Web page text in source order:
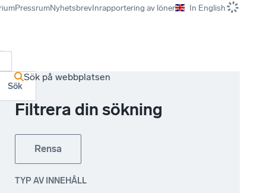
PressrumNyhetsbrevInrapportering av löner In English
Sök på webbplatsen
Filtrera din sökning
Rensa
TYP AV INNEHÅLL
Sök